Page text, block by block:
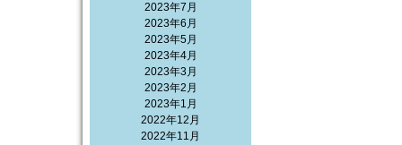
2023年7月
2023年6月
2023年5月
2023年4月
2023年3月
2023年2月
2023年1月
2022年12月
2022年11月